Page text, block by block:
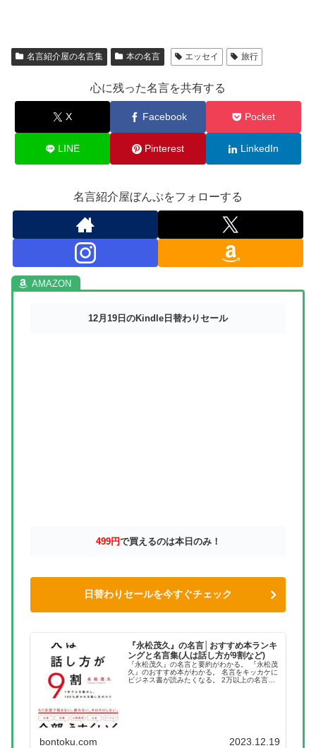
名言紹介屋の名言集 本の名言 エッセイ 旅行
心に残った名言を共有する
X Facebook Pocket
LINE Pinterest LinkedIn
名言紹介屋ぼんぷをフォローする
12月19日のKindle日替わりセール
499円で買えるのは本日のみ！
日替わりセールを今すぐチェック
『永松茂久』の名言│おすすめ本ランキ
ングと名言集(人は話し方が9割など)
『永松茂久』の名言と要約がわかる。 『永松茂
久』のおすすめ本がわかる。 名言をキッカケに
ビジネス書が読みたくなる。 2万以上の名言を
bontoku.com 2023.12.19